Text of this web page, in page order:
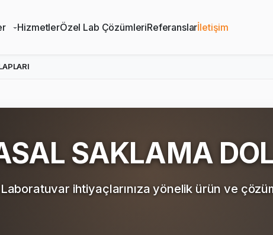
HizmetlerÖzel Lab ÇözümleriReferanslarİletişim
SAKLAMA
Laboratuvar ihtiyaçlarınıza yönelik ürün ve